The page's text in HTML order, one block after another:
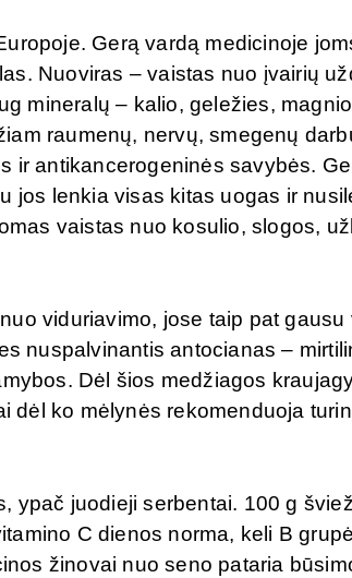
Gerą vardą medicinoje
Nuoviras – vaistas nuo įvairių
mineralų – kalio, geležies,
raumenų, nervų, smegenų
ir antikancerogeninės savybės.
jos lenkia visas kitas uogas ir
vaistas nuo kosulio, slogos,
viduriavimo, jose taip pat
nuspalvinantis antocianas –
Dėl šios medžiagos
dėl ko mėlynės rekomenduoja
ypač juodieji serbentai. 100 g
C dienos norma, keli B
žinovai nuo seno pataria